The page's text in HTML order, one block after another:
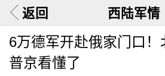
返回 西陆军情
6万德军开赴俄家门口！
普京看懂了